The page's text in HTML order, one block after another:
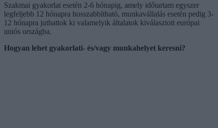
Szakmai gyakorlat esetén 2-6 hónapig, amely időtartam egyszer
legfeljebb 12 hónapra hosszabbítható, munkavállalás esetén pedig 3-
12 hónapra juthattok ki valamelyik általatok kiválasztott európai
uniós országba.
Hogyan lehet gyakorlati- és/vagy munkahelyet keresni?